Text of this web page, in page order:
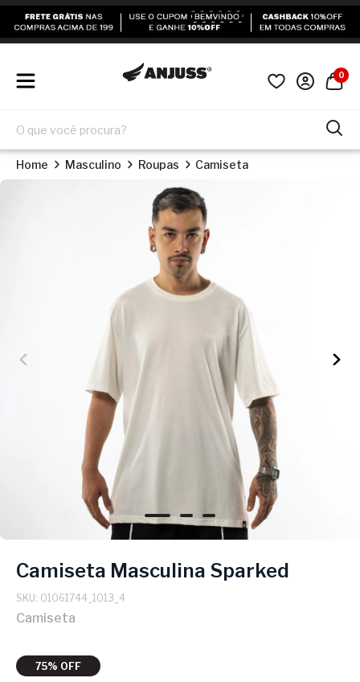
0
Home Masculino Roupas Camiseta
Camiseta Masculina Sparked
SKU: 01061744_1013_4
Camiseta
75% OFF